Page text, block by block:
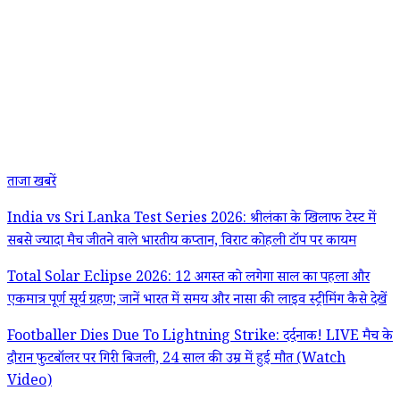
ताजा खबरें
India vs Sri Lanka Test Series 2026: श्रीलंका के खिलाफ टेस्ट में
सबसे ज्यादा मैच जीतने वाले भारतीय कप्तान, विराट कोहली टॉप पर कायम
Total Solar Eclipse 2026: 12 अगस्त को लगेगा साल का पहला और
एकमात्र पूर्ण सूर्य ग्रहण; जानें भारत में समय और नासा की लाइव स्ट्रीमिंग कैसे देखें
Footballer Dies Due To Lightning Strike: दर्दनाक! LIVE मैच के
दौरान फुटबॉलर पर गिरी बिजली, 24 साल की उम्र में हुई मौत (Watch
Video)